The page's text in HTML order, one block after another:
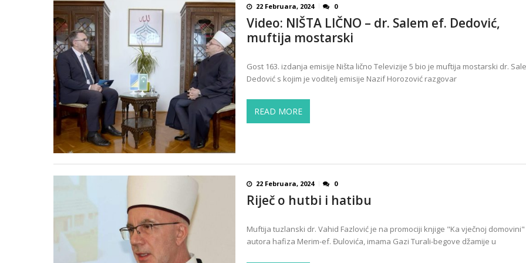
22 Februara, 2024 0
Video: NIŠTA LIČNO – dr. Salem ef. Dedović,
muftija mostarski
Gost 163. izdanja emisije Ništa lično Televizije 5 bio je muftija mostarski dr.
Dedović s kojim je voditelj emisije Nazif Horozović razgovar
READ MORE
22 Februara, 2024 0
Riječ o hutbi i hatibu
Muftija tuzlanski dr. Vahid Fazlović je na promociji knjige "Ka vječnoj domovini"
autora hafiza Merim-ef. Đulovića, imama Gazi Turali-begove džamije u